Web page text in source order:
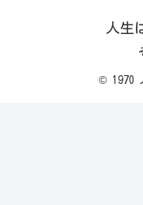
人生
© 1970